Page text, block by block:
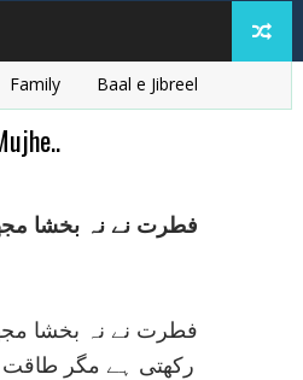
Family
Baal e Jibreel
e Hijaz
فطرت نے نہ بخشا
فطرت نے نہ بخشا
رکھتی ہے مگر